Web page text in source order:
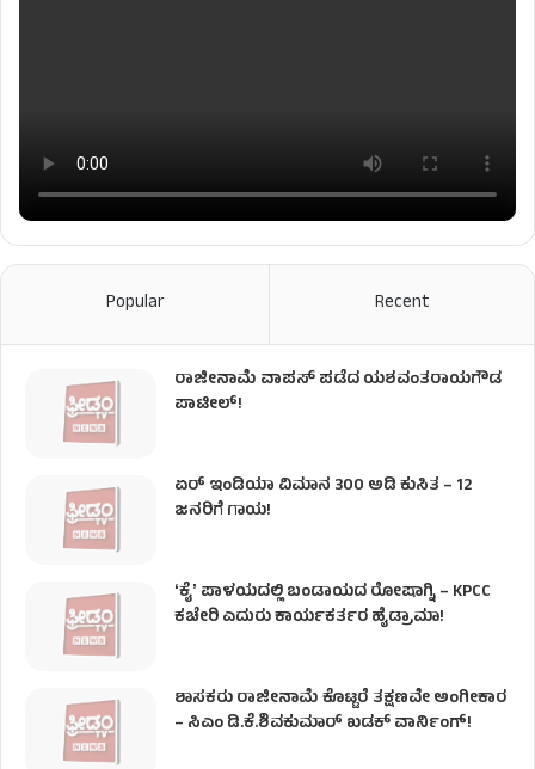
Popular Recent
ರಾಜೀನಾಮೆ ವಾಪಸ್ ಪಡೆದ ಯಶವಂತರಾಯಗೌಡ
ಪಾಟೀಲ್‌!
ಏರ್ ಇಂಡಿಯಾ ವಿಮಾನ 300 ಅಡಿ ಕುಸಿತ – 12
ಜನರಿಗೆ ಗಾಯ!
ʻಕೈʼ​ ಪಾಳಯದಲ್ಲಿ ಬಂಡಾಯದ ರೋಷಾಗ್ನಿ – KPCC
ಕಚೇರಿ ಎದುರು ಕಾರ್ಯಕರ್ತರ ಹೈಡ್ರಾಮಾ!
ಶಾಸಕರು ರಾಜೀನಾಮೆ ಕೊಟ್ಟರೆ ತಕ್ಷಣವೇ ಅಂಗೀಕಾರ
– ಸಿಎಂ ಡಿ.ಕೆ.ಶಿವಕುಮಾರ್ ಖಡಕ್ ವಾರ್ನಿಂಗ್!